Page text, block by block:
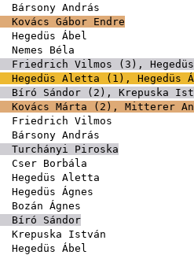
Bársony András
Kovács Gábor Endre
Hegedüs Ábel
Nemes Béla
Friedrich Vilmos ( 3 ),
Hegedüs Aletta ( 1 ), Hegedüs
Bíró Sándor ( 2 ), Krepuska
Kovács Márta ( 2 ), Mitterer
Friedrich Vilmos
Bársony András
Turchányi Piroska
Cser Borbála
Hegedüs Aletta
Hegedüs Ágnes
Bozán Ágnes
Bíró Sándor
Krepuska István
Hegedüs Ábel